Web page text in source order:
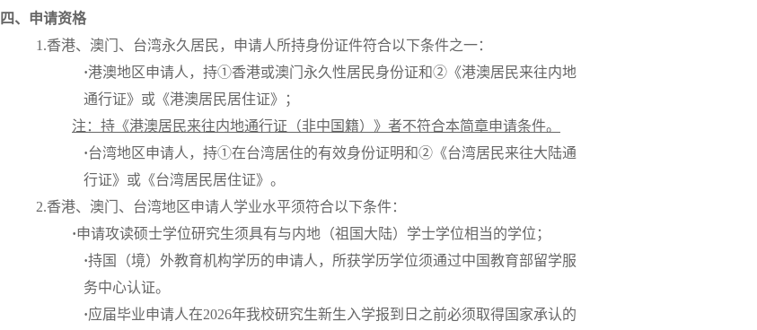
四、申请资格
1.香港、澳门、台湾永久居民，申请人所持身份证件符合以下条件之一：
·港澳地区申请人，持①香港或澳门永久性居民身份证和②《港澳居民来往内地
通行证》或《港澳居民居住证》；
注：持《港澳居民来往内地通行证（非中国籍）》者不符合本简章申请条件。
·台湾地区申请人，持①在台湾居住的有效身份证明和②《台湾居民来往大陆通
行证》或《台湾居民居住证》。
2.香港、澳门、台湾地区申请人学业水平须符合以下条件：
·申请攻读硕士学位研究生须具有与内地（祖国大陆）学士学位相当的学位；
·持国（境）外教育机构学历的申请人，所获学历学位须通过中国教育部留学服
务中心认证。
·应届毕业申请人在2026年我校研究生新生入学报到日之前必须取得国家承认的